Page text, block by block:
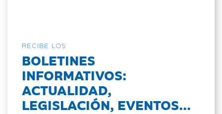
RECIBE LOS
BOLETINES
INFORMATIVOS:
ACTUALIDAD,
LEGISLACIÓN, EVENTOS...